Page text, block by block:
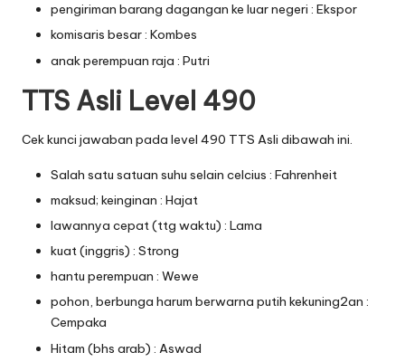
pengiriman barang dagangan ke luar negeri : Ekspor
komisaris besar : Kombes
anak perempuan raja : Putri
TTS Asli Level 490
Cek kunci jawaban pada level 490 TTS Asli dibawah ini.
Salah satu satuan suhu selain celcius : Fahrenheit
maksud; keinginan : Hajat
lawannya cepat (ttg waktu) : Lama
kuat (inggris) : Strong
hantu perempuan : Wewe
pohon, berbunga harum berwarna putih kekuning2an :
Cempaka
Hitam (bhs arab) : Aswad